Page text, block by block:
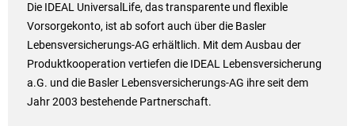
Die IDEAL UniversalLife, das transparente und flexible
Vorsorgekonto, ist ab sofort auch über die Basler
Lebensversicherungs-AG erhältlich. Mit dem Ausbau der
Produktkooperation vertiefen die IDEAL Lebensversicherung
a.G. und die Basler Lebensversicherungs-AG ihre seit dem
Jahr 2003 bestehende Partnerschaft.